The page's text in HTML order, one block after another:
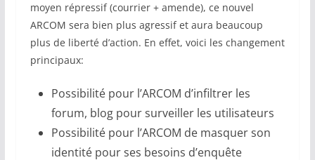
moyen répressif (courrier + amende), ce nouvel
ARCOM sera bien plus agressif et aura beaucoup
plus de liberté d’action. En effet, voici les changement
principaux:
Possibilité pour l’ARCOM d’infiltrer les
forum, blog pour surveiller les utilisateurs
Possibilité pour l’ARCOM de masquer son
identité pour ses besoins d’enquête